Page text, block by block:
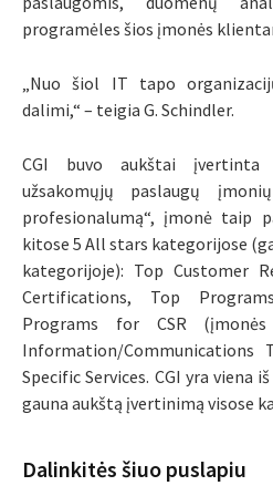
programėles šios įmonės
„Nuo šiol IT tapo
dalimi,“ – teigia G. Schindler.
CGI buvo aukštai įvertinta
užsakomųjų paslaugų
profesionalumą“, įmonė taip
kitose 5 All stars kategorijose
kategorijoje): Top Customer
Certifications, Top
Programs for CSR (įmonės
Information/Communications
Specific Services. CGI yra viena
gauna aukštą įvertinimą visose
Dalinkitės šiuo puslapiu